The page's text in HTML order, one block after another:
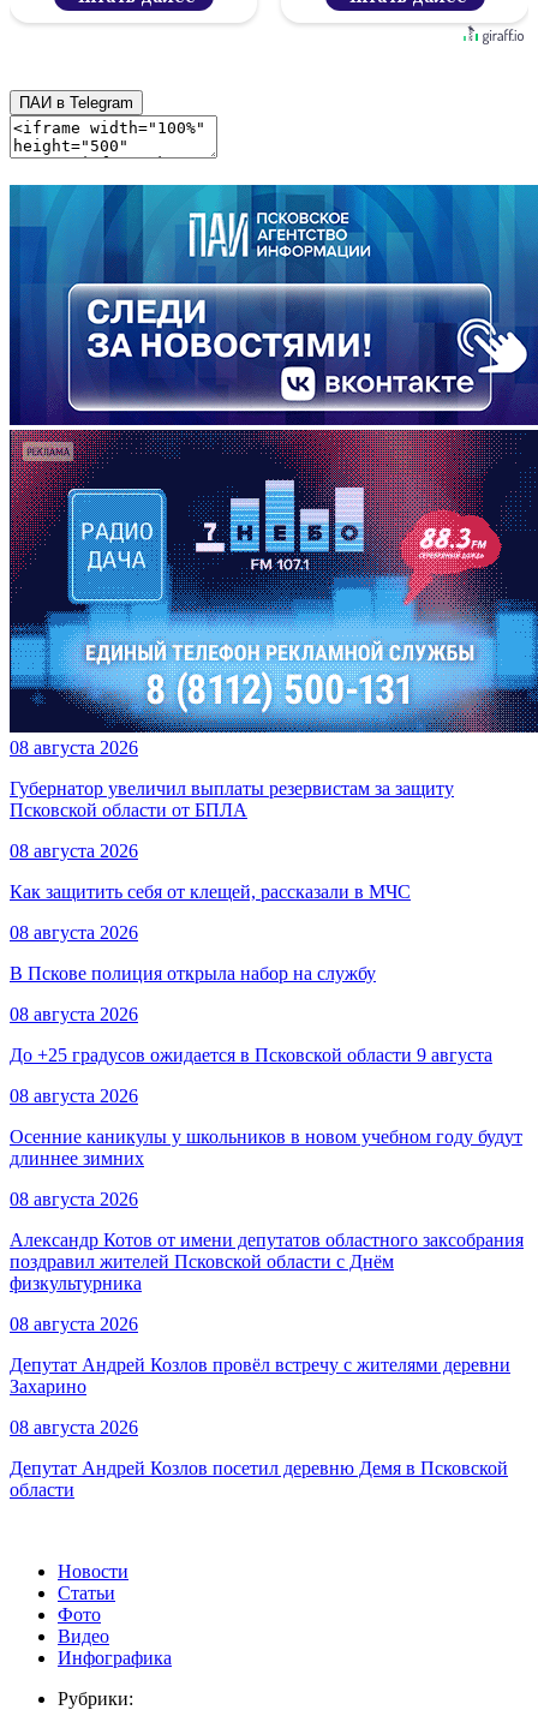
ПАИ в Telegram
08 августа 2026
Губернатор увеличил выплаты резервистам за защиту
Псковской области от БПЛА
08 августа 2026
Как защитить себя от клещей, рассказали в МЧС
08 августа 2026
В Пскове полиция открыла набор на службу
08 августа 2026
До +25 градусов ожидается в Псковской области 9 августа
08 августа 2026
Осенние каникулы у школьников в новом учебном году будут
длиннее зимних
08 августа 2026
Александр Котов от имени депутатов областного заксобрания
поздравил жителей Псковской области с Днём
физкультурника
08 августа 2026
Депутат Андрей Козлов провёл встречу с жителями деревни
Захарино
08 августа 2026
Депутат Андрей Козлов посетил деревню Демя в Псковской
области
Новости
Статьи
Фото
Видео
Инфографика
Рубрики: